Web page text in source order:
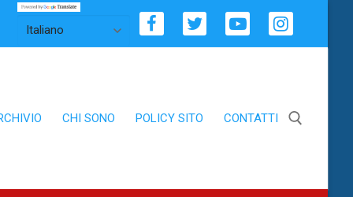
CHI SONO POLICY SITO CONTATTI